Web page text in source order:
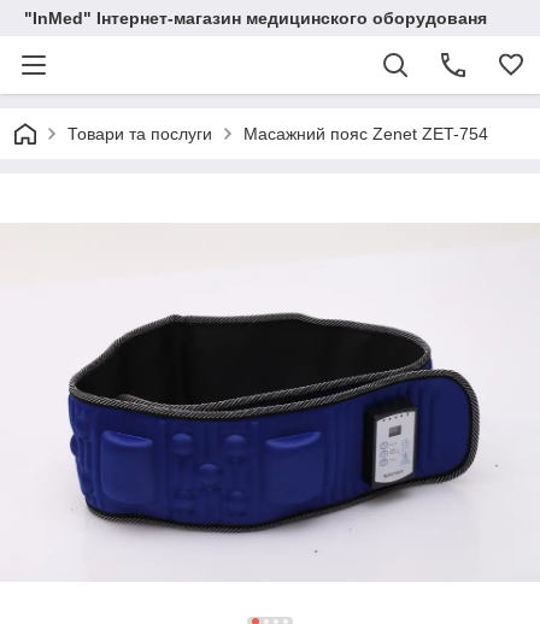
"InMed" Інтернет-магазин медицинского оборудованя
Товари та послуги Масажний пояс Zenet ZET-754